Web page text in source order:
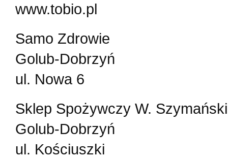
www.tobio.pl
Samo Zdrowie
Golub-Dobrzyń
ul. Nowa 6
Sklep Spożywczy W. Szymański
Golub-Dobrzyń
ul. Kościuszki